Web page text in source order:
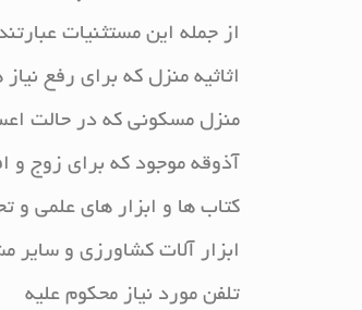
از جمله این مستثنیات
اثاثیه منزل که برای رفع
منزل مسکونی که در حالت
آذوقه موجود که برای زوج و
کتاب ها و ابزار های علمی و
ابزار آلات کشاورزی و سایر
تلفن مورد نیاز محکوم علیه